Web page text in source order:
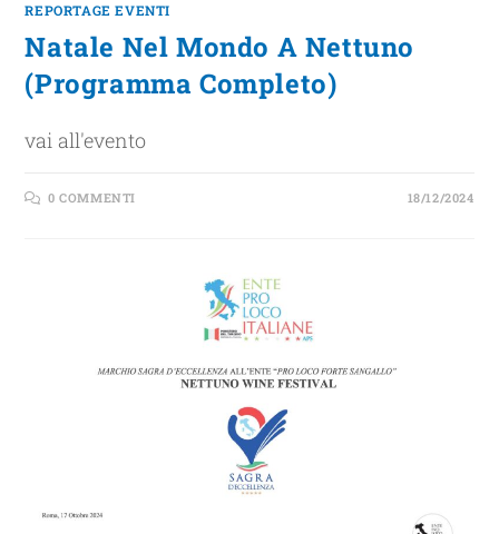
REPORTAGE EVENTI
Natale Nel Mondo A Nettuno
(Programma Completo)
vai all'evento
0 COMMENTI 18/12/2024